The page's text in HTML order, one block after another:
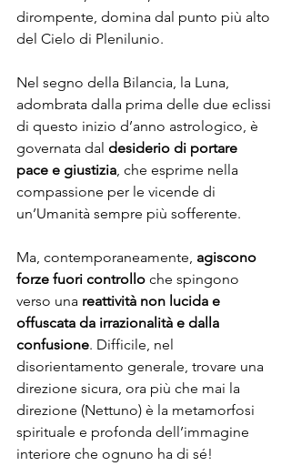
dirompente, domina dal punto più alto
del Cielo di Plenilunio.
Nel segno della Bilancia, la Luna,
adombrata dalla prima delle due eclissi
di questo inizio d’anno astrologico, è
governata dal desiderio di portare
pace e giustizia, che esprime nella
compassione per le vicende di
un’Umanità sempre più sofferente.
Ma, contemporaneamente, agiscono
forze fuori controllo che spingono
verso una reattività non lucida e
offuscata da irrazionalità e dalla
confusione. Difficile, nel
disorientamento generale, trovare una
direzione sicura, ora più che mai la
direzione (Nettuno) è la metamorfosi
spirituale e profonda dell’immagine
interiore che ognuno ha di sé!